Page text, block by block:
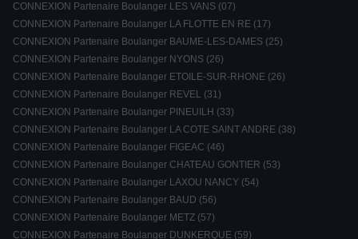
CONNEXION Partenaire Boulanger LES VANS (07)
CONNEXION Partenaire Boulanger LA FLOTTE EN RE (17)
CONNEXION Partenaire Boulanger BAUME-LES-DAMES (25)
CONNEXION Partenaire Boulanger NYONS (26)
CONNEXION Partenaire Boulanger ETOILE-SUR-RHONE (26)
CONNEXION Partenaire Boulanger REVEL (31)
CONNEXION Partenaire Boulanger PINEUILH (33)
CONNEXION Partenaire Boulanger LA COTE SAINT ANDRE (38)
CONNEXION Partenaire Boulanger FIGEAC (46)
CONNEXION Partenaire Boulanger CHATEAU GONTIER (53)
CONNEXION Partenaire Boulanger LAXOU NANCY (54)
CONNEXION Partenaire Boulanger BAUD (56)
CONNEXION Partenaire Boulanger METZ (57)
CONNEXION Partenaire Boulanger DUNKERQUE (59)